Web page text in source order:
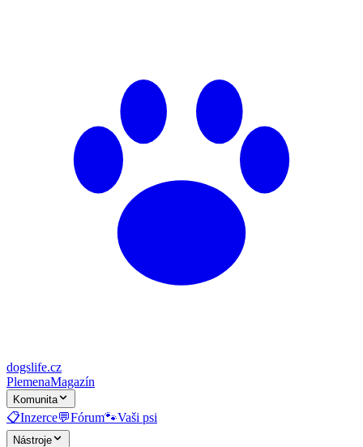
dogslife.cz
PlemenaMagazín
Komunita
📋Inzerce💬Fórum🐾Vaši psi
Nástroje